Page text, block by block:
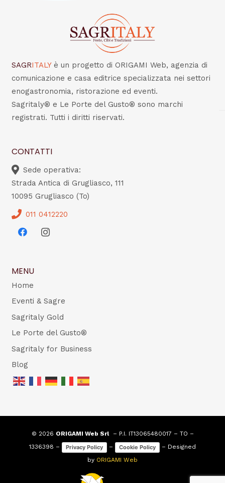
SAGRITALY è un progetto di ORIGAMI Web, agenzia di
comunicazione e casa editrice specializzata nei settori
enogastronomia, ristorazione ed eventi.
Sagritaly® e Le Porte del Gusto® sono marchi
registrati. Tutti i diritti riservati.
CONTATTI
Sede operativa:
Strada Antica di Grugliasco, 111
10095 Grugliasco (To)
011 0412220
MENU
Home
Eventi & Sagre
Sagritaly Gold
Le Porte del Gusto®
Sagritaly for Business
Blog
© 2026 ORIGAMI Web Srl– P.I. IT13065480017 – TO –
1336398 –
Privacy Policy – Cookie Policy
– Designed
by ORIGAMI Web